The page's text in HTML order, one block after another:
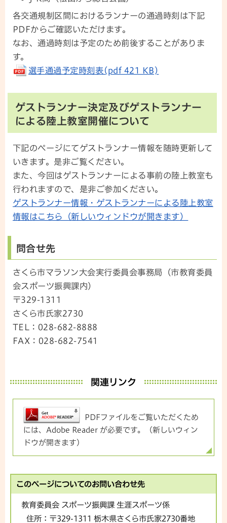
各交通規制区間におけるランナーの通過時刻は下記
PDFからご確認いただけます。
なお、通過時刻は予定のため前後することがありま
す。
選手通過予定時刻表(pdf 421 KB)
ゲストランナー決定及びゲストランナー
による陸上教室開催について
下記のページにてゲストランナー情報を随時更新して
いきます。是非ご覧ください。
また、今回はゲストランナーによる事前の陸上教室も
行われますので、是非ご参加ください。
ゲストランナー情報・ゲストランナーによる陸上教室
情報はこちら（新しいウィンドウが開きます）
問合せ先
さくら市マラソン大会実行委員会事務局（市教育委員
会スポーツ振興課内）
〒329-1311
さくら市氏家2730
TEL：028-682-8888
FAX：028-682-7541
関連リンク
PDFファイルをご覧いただくため
には、Adobe Reader が必要です。（新しいウィン
ドウが開きます）
このページについてのお問い合わせ先
教育委員会 スポーツ振興課 生涯スポーツ係
住所： 〒329-1311 栃木県さくら市氏家2730番地